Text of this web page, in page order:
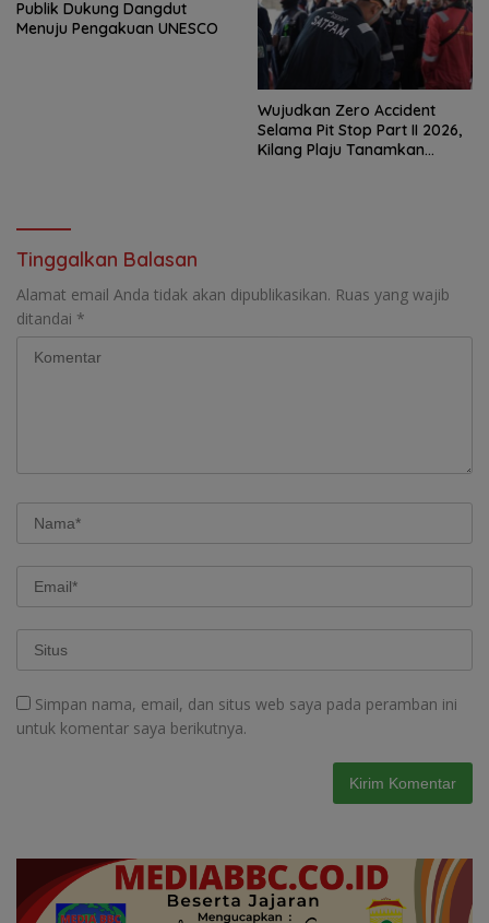
Publik Dukung Dangdut
Menuju Pengakuan UNESCO
Wujudkan Zero Accident
Selama Pit Stop Part II 2026,
Kilang Plaju Tanamkan
Tinggalkan Balasan
Alamat email Anda tidak akan dipublikasikan. Ruas yang wajib
ditandai *
Simpan nama, email, dan situs web saya pada peramban ini
untuk komentar saya berikutnya.